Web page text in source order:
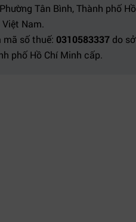
Tân Bình, Thành phố Hồ
Nam.
mã số thuế: 0310583337 do sở
phố Hồ Chí Minh cấp.